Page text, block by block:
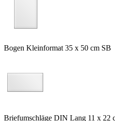
Bogen Kleinformat 35 x 50 cm SB
Briefumschläge DIN Lang 11 x 22